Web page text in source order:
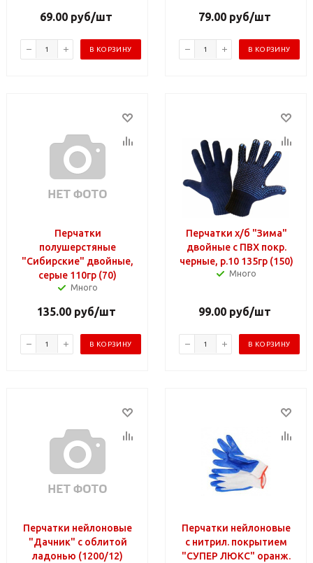
69.00 руб/шт
В КОРЗИНУ
79.00 руб/шт
В КОРЗИНУ
Перчатки
полушерстяные
"Сибирские" двойные,
серые 110гр (70)
Много
135.00руб/шт
В КОРЗИНУ
Перчатки х/б "Зима"
двойные с ПВХ покр.
черные, р.10 135гр (150)
Много
99.00 руб/шт
В КОРЗИНУ
Перчатки нейлоновые
"Дачник" с облитой
ладонью (1200/12)
Перчатки нейлоновые
с нитрил. покрытием
"СУПЕР ЛЮКС" оранж.